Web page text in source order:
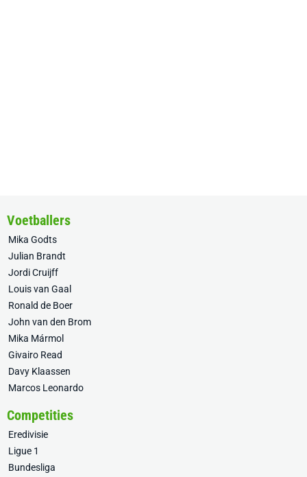
Voetballers
Mika Godts
Julian Brandt
Jordi Cruijff
Louis van Gaal
Ronald de Boer
John van den Brom
Mika Mármol
Givairo Read
Davy Klaassen
Marcos Leonardo
Competities
Eredivisie
Ligue 1
Bundesliga